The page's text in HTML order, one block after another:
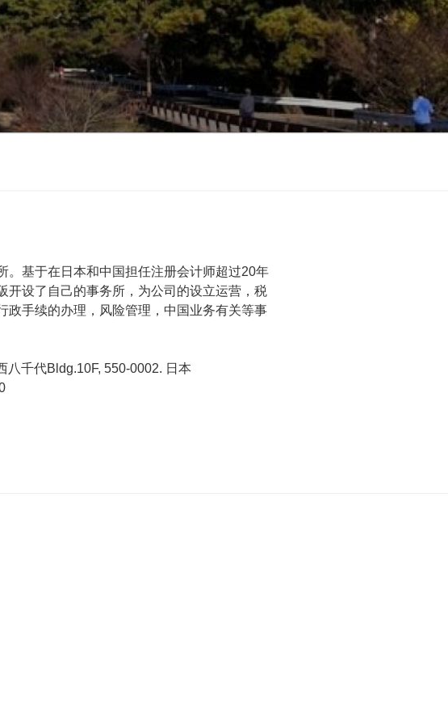
。基于在日本和中国担任注册会计师超过20年
开设了自己的事务所，为公司的设立运营，税
政手续的办理，风险管理，中国业务有关等事
八千代Bldg.10F, 550-0002. 日本